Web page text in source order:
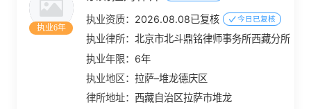
执业6年
执业资质： 2026.08.08已复核 今日已复核
执业律所：北京市北斗鼎铭律师事务所西藏分所
执业年限： 6年
执业地区：拉萨–堆龙德庆区
律所地址：西藏自治区拉萨市堆龙